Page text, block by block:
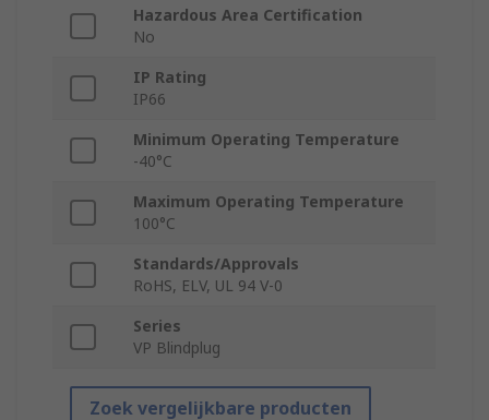
Hazardous Area Certification
No
IP Rating
IP66
Minimum Operating Temperature
-40°C
Maximum Operating Temperature
100°C
Standards/Approvals
RoHS, ELV, UL 94 V-0
Series
VP Blindplug
Zoek vergelijkbare producten